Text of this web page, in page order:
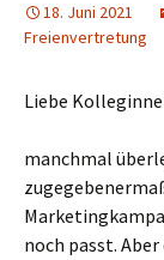
18. Juni 2021
Freienvertretung
Liebe
manchmal
noch passt.